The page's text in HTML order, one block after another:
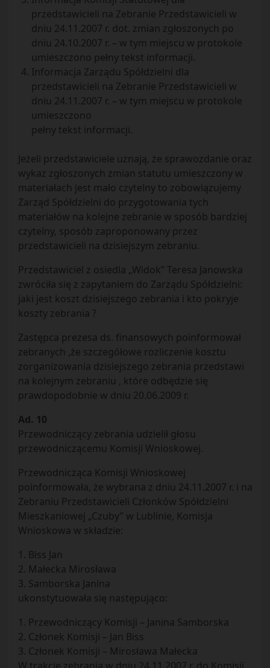
przedstawicieli na Zebranie Przedstawicieli w
dniu 24.11.2007 r. dot. zmian zgłoszonych po
dniu 24.10.2007 r. – w tym miejscu w protokole
umieszczono pełny tekst informacji.
Informacja Zarządu Spółdzielni dla
przedstawicieli na Zebranie Przedstawicieli w
dniu 24.11.2007 r. – w tym miejscu w protokole
umieszczono
pełny tekst informacji.
Jeżeli przedstawiciele uznają, że sprawozdanie oraz
wykaz zgłoszonych zmian statutu umieszczony w
materiałach jest mało czytelny to zobowiązujemy
Zarząd Spółdzielni do przygotowania tych
materiałów na kolejne zebranie w sposób bardziej
czytelny, sposób zaproponowany przez
przedstawicieli na dzisiejszym zebraniu.
Przedstawiciel z osiedla „Widok” Teresa Janowska
zwróciła się z zapytaniem do Zarządu Spółdzielni:
jaki jest koszt dzisiejszego zebrania i kto pokryje
koszty zebrania ?
Zastępca prezesa ds. finansowych poinformował
zebranych ,że szczegółowe rozliczenie kosztu
zorganizowania dzisiejszego zebrania przedstawi
na kolejnym zebraniu , które odbędzie się
prawdopodobnie w dniu 20.06.2009 r.
Ad. 10
Przewodniczący zebrania udzielił głosu
przewodniczącemu Komisji Wnioskowej.
Przewodnicząca Komisji Wnioskowej
poinformowała, że wybrana z dniu 24.11.2007 r. i na
Zebraniu Przedstawicieli Członków Spółdzielni
Mieszkaniowej „Czuby” w Lublinie, Komisja
Wnioskowa w składzie:
1. Biss Jan
2. Małecka Mirosława
3. Samborska Janina
ukonstytuowała się następująco:
1. Przewodniczący Komisji – Janina Samborska
2. Członek Komisji – Jan Biss
3. Członek Komisji – Mirosława Małecka